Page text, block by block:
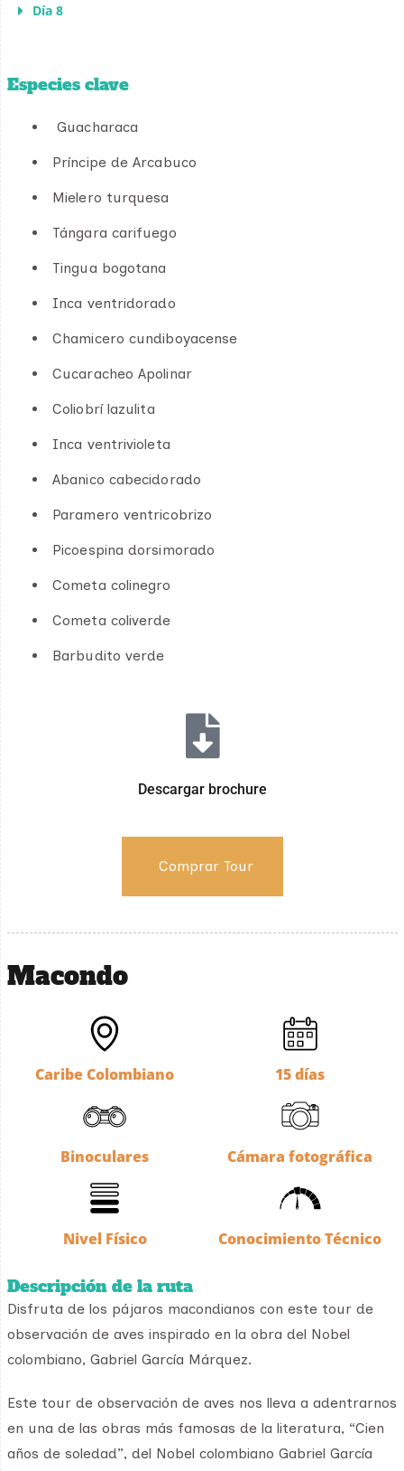
Día 8
Especies clave
Guacharaca
Príncipe de Arcabuco
Mielero turquesa
Tángara carifuego
Tingua bogotana
Inca ventridorado
Chamicero cundiboyacense
Cucaracheo Apolinar
Coliobrí lazulita
Inca ventrivioleta
Abanico cabecidorado
Paramero ventricobrizo
Picoespina dorsimorado
Cometa colinegro
Cometa coliverde
Barbudito verde
Descargar brochure
Comprar Tour
Macondo
Caribe Colombiano 15 días
Binoculares Cámara fotográfica
Nivel Físico Conocimiento Técnico
Descripción de la ruta
Disfruta de los pájaros macondianos con este tour de
observación de aves inspirado en la obra del Nobel
colombiano, Gabriel García Márquez.
Este tour de observación de aves nos lleva a adentrarnos
en una de las obras más famosas de la literatura, “Cien
años de soledad”, del Nobel colombiano Gabriel García